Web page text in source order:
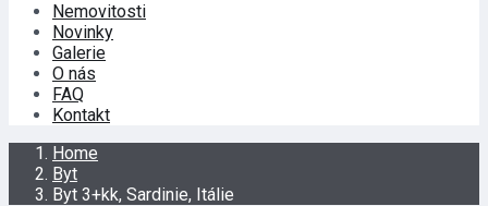
Nemovitosti
Novinky
Galerie
O nás
FAQ
Kontakt
Home
Byt
Byt 3+kk, Sardinie, Itálie